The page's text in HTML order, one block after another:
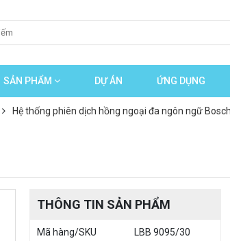
SẢN PHẨM DỰ ÁN ỨNG DỤNG
Hệ thống phiên dịch hồng ngoại đa ngôn ngữ Bosch
THÔNG TIN SẢN PHẨM
Mã hàng/SKU LBB 9095/30